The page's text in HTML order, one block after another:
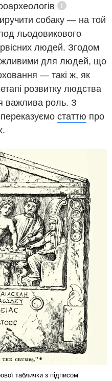
Довідка
собаку — на той
льодовикового
людей. Згодом
для людей, що
— такі ж, як
розвитку людства
важлива роль. З
статтю про
таблички з підписом